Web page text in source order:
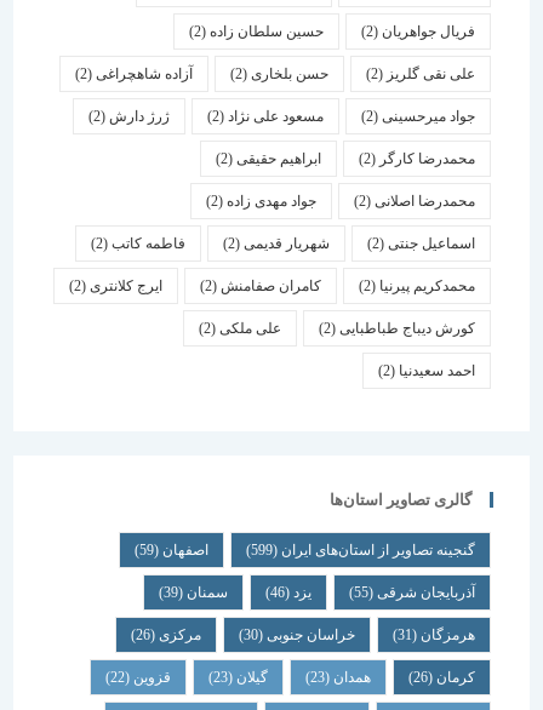
فریال جواهریان(2) حسین سلطان زاده(2)
علی نقی گلریز(2) حسن بلخاری(2) آزاده شاهچراغی(2)
جواد میرحسینی(2) مسعود علی نژاد(2) ژرژ دارش (2)
محمدرضا کارگر(2) ابراهیم حقیقی(2)
محمدرضا اصلانی(2) جواد مهدی زاده(2)
اسماعیل جنتی(2) شهریار قدیمی(2) فاطمه کاتب(2)
محمدکریم پیرنیا (2) کامران صفامنش(2) ایرج کلانتری (2)
کورش دیباج طباطبایی(2) علی ملکی(2)
احمد سعیدنیا (2)
گالری تصاویر استان‌ها
گنجینه تصاویر از استان‌های ایران(599) اصفهان (59)
آذربایجان شرقی(55) یزد سمنان (39)
هرمزگان(31) خراسان جنوبی(30) مرکزی (26)
همدان گیلان قزوین